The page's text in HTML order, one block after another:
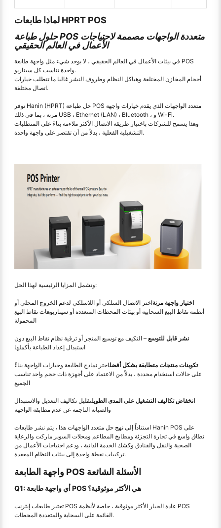
لماذا طابعات HPRT POS
حلول طباعة POS متعددة الواجهات مصممة لاحتياجات
الأعمال في العالم الحقيقي
في بيئات الأعمال في العالم الحقيقي ، لا يوجد شيء مثل واجهة طابعة POS
واحدة تناسب كل سيناريو.
أحجام المخازن المختلفة وهياكل النظام وظروف النشر غالبا ما تتطلب خيارات
اتصال مختلفة.
توفر Hanin (HPRT) حل طباعة POS متعدد الواجهات الذي يقدم خيارات واجهة
مرنة ، بما في ذلك USB ، Ethernet (LAN) ، Bluetooth ، و Wi-Fi.
وهذا يسمح للشركات باختيار طريقة الاتصال الأكثر ملاءمة بناءً على المتطلبات
التشغيلية الفعلية ، بدلاً من أن تقتصر على واجهة واحدة.
وتشمل المزايا الرئيسية لهذا الحل:
اختيار واجهة مرنةاختر الاتصال السلكي أو اللاسلكي لدعم الخروج المحلي أو
أنظمة نقاط البيع السحابية أو بيئات المحطات المتعددة أو سيناريوهات نقاط البيع
المحمولة
نشر قابل للتوسع – التكيف مع توسيع المتجر أو ترقية نظام نقاط البيع دون
استبدال إعداد الطباعة بأكملها
تكوينات منتجات متطابقة بشكل أفضلاختر نماذج الطابعة وخيارات الواجهة بناءً
على حالات استخدام محددة ، بدلاً من الاعتماد على أجهزة ذات حجم واحد تناسب
الجميع
انخفاض تكاليف التشغيل على المدى الطويلتقليل تكاليف التعديل والاستبدال
والصيانة الناجمة عن عدم مطابقة الواجهة
استناداً إلى نهج حل متعدد الواجهات هذا ، يتم نشر طابعات Hanin POS على
نطاق واسع في تجارة التجزئة ومطابخ المطاعم ومحلات السوبر ماركت والرعاية
الصحية والنقل والفنادق وكشك الخدمة الذاتية ، ودعم احتياجات الأعمال من
تركيبات نقطة واحدة إلى بيئات النظام المعقدة.
واجهة الطابعة POS الأسئلة الشائعة
Q1: أي واجهة طابعة POS هي الأكثر موثوقية؟
تعتبر طابعات إيثرنت POS عادة الخيار الأكثر موثوقية ، خاصة لأنظمة POS
القائمة على السحابة والمتعددة المحطات.